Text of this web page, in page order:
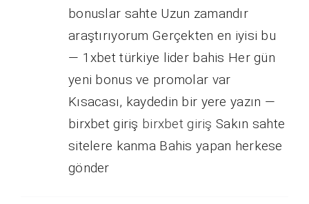
bonuslar sahte Uzun zamandır
araştırıyorum Gerçekten en iyisi bu
— 1xbet türkiye lider bahis Her gün
yeni bonus ve promolar var
Kısacası, kaydedin bir yere yazın —
birxbet giriş birxbet giriş Sakın sahte
sitelere kanma Bahis yapan herkese
gönder